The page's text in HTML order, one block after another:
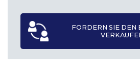
FORDERN SIE DEN